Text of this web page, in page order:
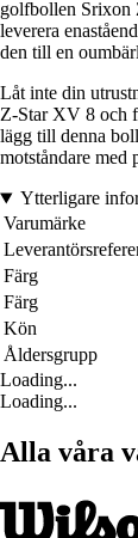
golfbollen Srixon
leverera
den till en
Låt inte din
Z-Star XV 8 och
lägg till denna
motståndare med
Ytterligare
Varumärke
Färg
Färg
Kön
Åldersgrupp
Loading...
Loading...
Alla våra